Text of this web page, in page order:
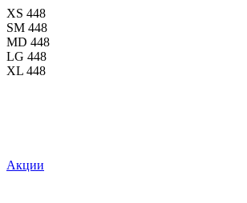
XS 448
SM 448
MD 448
LG 448
XL 448
Акции